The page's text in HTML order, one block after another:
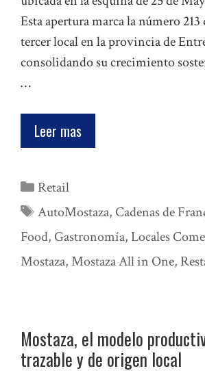
Esta apertura marca la número 213
tercer local en la provincia de
consolidando su crecimiento
…
Leer mas
Categorías
Retail
Etiquetas
AutoMostaza, Cadenas de
Food, Gastronomía,Locales
Mostaza,Mostaza All in One,
Mostaza, el modelo
trazable y de origen local